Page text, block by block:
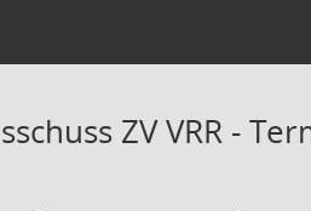
ZV VRR -